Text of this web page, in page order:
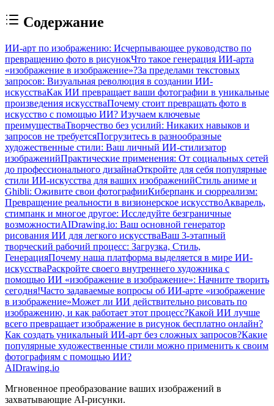
Содержание
ИИ-арт по изображению: Исчерпывающее руководство по
превращению фото в рисунокЧто такое генерация ИИ-арта
«изображение в изображение»?За пределами текстовых
запросов: Визуальная революция в создании ИИ-
искусстваКак ИИ превращает ваши фотографии в уникальные
произведения искусстваПочему стоит превращать фото в
искусство с помощью ИИ? Изучаем ключевые
преимуществаТворчество без усилий: Никаких навыков и
запросов не требуетсяПогрузитесь в разнообразные
художественные стили: Ваш личный ИИ-стилизатор
изображенийПрактические применения: От социальных сетей
до профессионального дизайнаОткройте для себя популярные
стили ИИ-искусства для ваших изображенийСтиль аниме и
Ghibli: Оживите свои фотографииКиберпанк и сюрреализм:
Превращение реальности в визионерское искусствоАкварель,
стимпанк и многое другое: Исследуйте безграничные
возможностиAIDrawing.io: Ваш основной генератор
рисования ИИ для легкого искусстваВаш 3-этапный
творческий рабочий процесс: Загрузка, Стиль,
ГенерацияПочему наша платформа выделяется в мире ИИ-
искусстваРаскройте своего внутреннего художника с
помощью ИИ «изображение в изображение»: Начните творить
сегодня!Часто задаваемые вопросы об ИИ-арте «изображение
в изображение»Может ли ИИ действительно рисовать по
изображению, и как работает этот процесс?Какой ИИ лучше
всего превращает изображение в рисунок бесплатно онлайн?
Как создать уникальный ИИ-арт без сложных запросов?Какие
популярные художественные стили можно применить к своим
фотографиям с помощью ИИ?
AIDrawing.io
Мгновенное преобразование ваших изображений в
захватывающие AI-рисунки.